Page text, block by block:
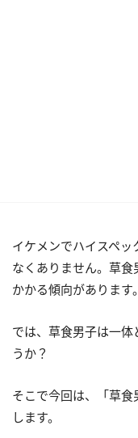
イケメンでハイスペ
なくありません。草
かかる傾向があります。
では、草食男子は一体
うか？
そこで今回は、「草
します。